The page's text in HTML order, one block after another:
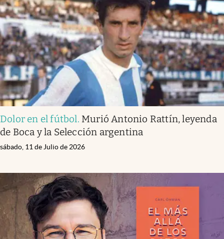
Infotechnology
Clase
Clima
Mundial 2026
Eventos Corporativos
El Cronista Studio
Mediakit
abre en nueva pestaña
Argentina
Dolor en el fútbol. Murió Antonio Rattín, leyenda
de Boca y la Selección argentina
sábado, 11 de Julio de 2026